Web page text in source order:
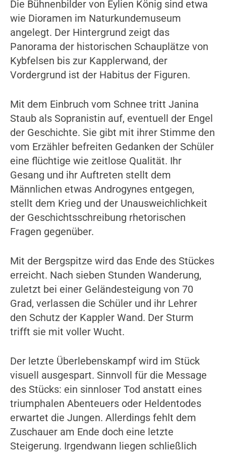
Die Bühnenbilder von Eylien König sind etwa
wie Dioramen im Naturkundemuseum
angelegt. Der Hintergrund zeigt das
Panorama der historischen Schauplätze von
Kybfelsen bis zur Kapplerwand, der
Vordergrund ist der Habitus der Figuren.
Mit dem Einbruch vom Schnee tritt Janina
Staub als Sopranistin auf, eventuell der Engel
der Geschichte. Sie gibt mit ihrer Stimme den
vom Erzähler befreiten Gedanken der Schüler
eine flüchtige wie zeitlose Qualität. Ihr
Gesang und ihr Auftreten stellt dem
Männlichen etwas Androgynes entgegen,
stellt dem Krieg und der Unausweichlichkeit
der Geschichtsschreibung rhetorischen
Fragen gegenüber.
Mit der Bergspitze wird das Ende des Stückes
erreicht. Nach sieben Stunden Wanderung,
zuletzt bei einer Geländesteigung von 70
Grad, verlassen die Schüler und ihr Lehrer
den Schutz der Kappler Wand. Der Sturm
trifft sie mit voller Wucht.
Der letzte Überlebenskampf wird im Stück
visuell ausgespart. Sinnvoll für die Message
des Stücks: ein sinnloser Tod anstatt eines
triumphalen Abenteuers oder Heldentodes
erwartet die Jungen. Allerdings fehlt dem
Zuschauer am Ende doch eine letzte
Steigerung. Irgendwann liegen schließlich